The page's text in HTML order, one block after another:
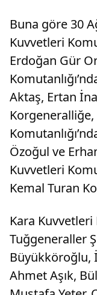
Buna göre 30
Kuvvetleri
Erdoğan Gür
Aktaş, Ertan
Özoğul ve
Kuvvetleri
Kemal Turan
Kara Kuvvetleri
Tuğgeneraller
Büyükköroğlu,
Ahmet Aşık,